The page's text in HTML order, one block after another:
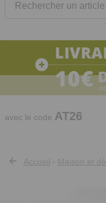
Rechercher un
10€ de réduction dès 40€ d'achat. Offre
valable du 03/08/2026
avec le code AT26
Accueil Maison et